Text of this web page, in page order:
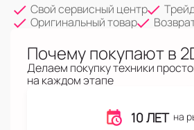
Свой сервисный центр
Оригинальный товар
Почему покупают в
Делаем покупку техники
на каждом этапе
10 ЛЕТ на